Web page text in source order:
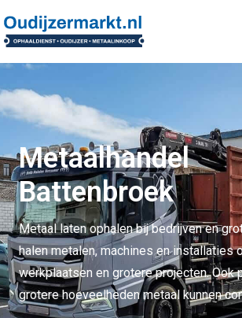
Metaalhandel
Battenbroek
Metaal laten ophalen bij bedrijven en
halen metalen, machines en installaties
werkplaatsen en grotere projecten. Ook
grotere hoeveelheden metaal kunnen